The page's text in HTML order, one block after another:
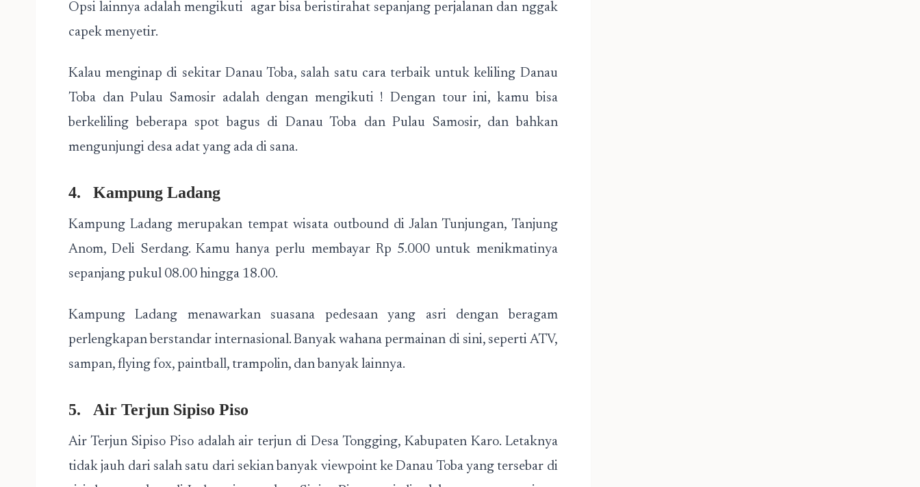
Opsi lainnya adalah mengikuti agar bisa beristirahat sepanjang perjalanan dan nggak
capek menyetir.
Kalau menginap di sekitar Danau Toba, salah satu cara terbaik untuk keliling Danau
Toba dan Pulau Samosir adalah dengan mengikuti ! Dengan tour ini, kamu bisa
berkeliling beberapa spot bagus di Danau Toba dan Pulau Samosir, dan bahkan
mengunjungi desa adat yang ada di sana.
4. Kampung Ladang
Kampung Ladang merupakan tempat wisata outbound di Jalan Tunjungan, Tanjung
Anom, Deli Serdang. Kamu hanya perlu membayar Rp 5.000 untuk menikmatinya
sepanjang pukul 08.00 hingga 18.00.
Kampung Ladang menawarkan suasana pedesaan yang asri dengan beragam
perlengkapan berstandar internasional. Banyak wahana permainan di sini, seperti ATV,
sampan, flying fox, paintball, trampolin, dan banyak lainnya.
5. Air Terjun Sipiso Piso
Air Terjun Sipiso Piso adalah air terjun di Desa Tongging, Kabupaten Karo. Letaknya
tidak jauh dari salah satu dari sekian banyak viewpoint ke Danau Toba yang tersebar di